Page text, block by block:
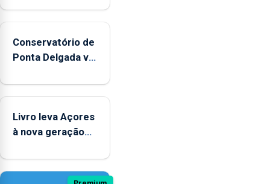
Conservatório de
Ponta Delgada vai
novos
Livro leva Açores
à nova geração